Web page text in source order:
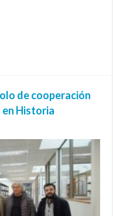
de cooperación
Historia